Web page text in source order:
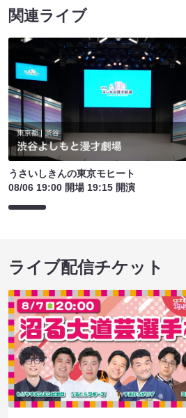
関連ライブ
うさいしきんの東京モヒート
08/06 19:00 開場 19:15 開演
ライブ配信チケット